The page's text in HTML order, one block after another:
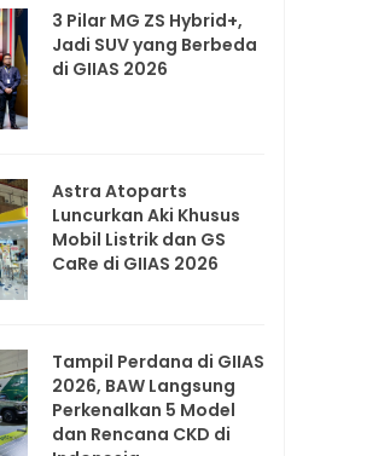
3 Pilar MG ZS Hybrid+,
Jadi SUV yang Berbeda
di GIIAS 2026
Astra Atoparts
Luncurkan Aki Khusus
Mobil Listrik dan GS
CaRe di GIIAS 2026
Tampil Perdana di GIIAS
2026, BAW Langsung
Perkenalkan 5 Model
dan Rencana CKD di